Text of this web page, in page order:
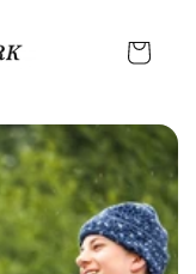
Warenkorb